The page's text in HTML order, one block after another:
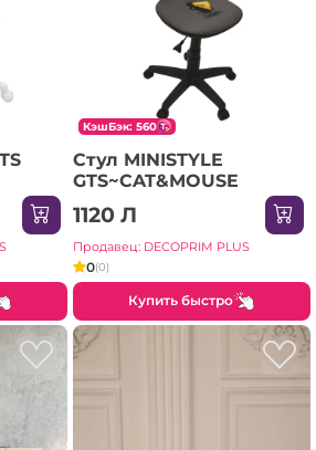
КэшБэк: 560
Стул MINISTYLE
GTS~CAT&MOUSE
1120 Л
Продавец: DECOPRIM PLUS
0(0)
Купить быстро